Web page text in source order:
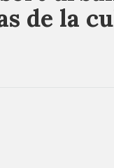
de la